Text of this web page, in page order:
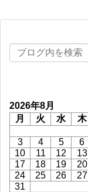
2026年8月
月
火 水 木
3
4 5 6
10
11 12 13
17
18 19 20
24
25 26 27
31